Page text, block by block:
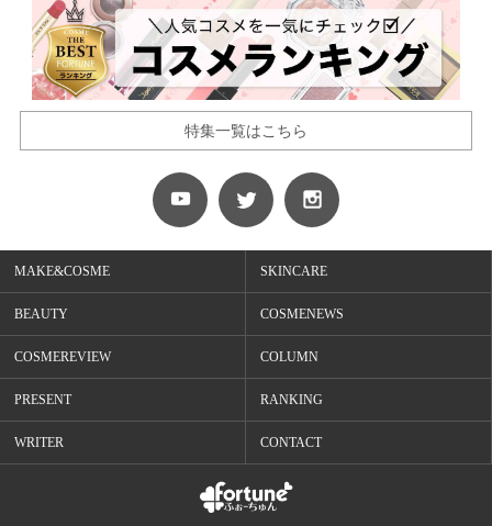
特集一覧はこちら
MAKE&COSME SKINCARE
BEAUTY COSMENEWS
COSMEREVIEW COLUMN
PRESENT RANKING
WRITER CONTACT